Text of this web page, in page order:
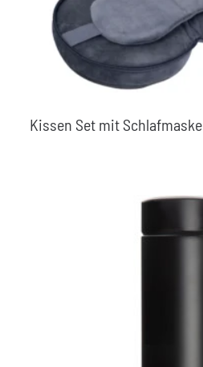
Kissen Set mit Schlafmaske